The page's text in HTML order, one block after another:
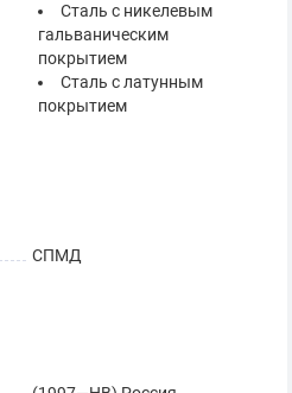
Сталь с никелевым
гальваническим
покрытием
Сталь с латунным
покрытием
СПМД